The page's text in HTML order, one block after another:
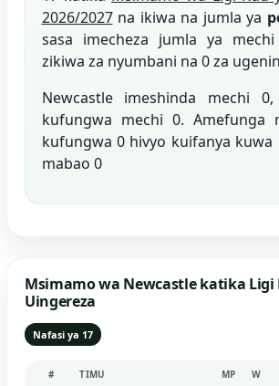
2026/2027na ikiwa na jumla ya
sasa imecheza jumla ya
zikiwa za nyumbani na 0 za
Newcastle imeshinda mechi
kufungwa mechi 0. Amefunga
kufungwa 0 hivyo kuifanya kuwa
mabao 0
Msimamo wa Newcastle katika Ligi
Uingereza
Nafasi ya 17
# TIMU MP W